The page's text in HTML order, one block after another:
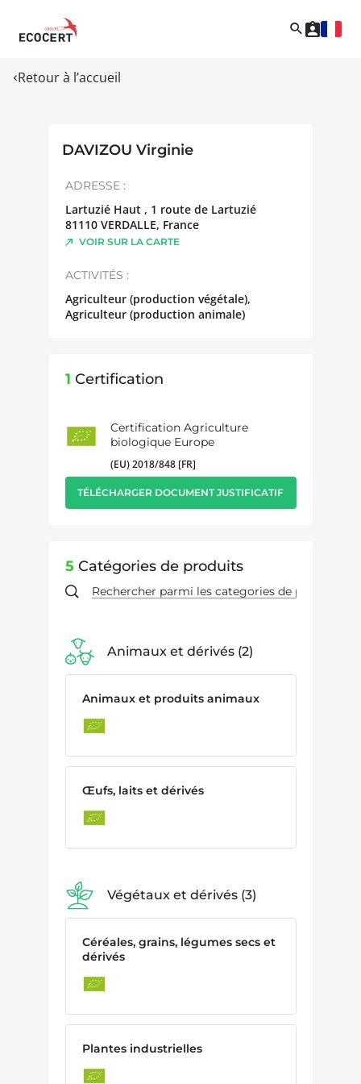
Retour à l’accueil
DAVIZOU Virginie
ADRESSE :
Lartuzié Haut , 1 route de Lartuzié
81110 VERDALLE, France
VOIR SUR LA CARTE
ACTIVITÉS :
Agriculteur (production végétale),
Agriculteur (production animale)
1 Certification
Certification Agriculture
biologique Europe
(EU) 2018/848 [FR]
TÉLÉCHARGER DOCUMENT JUSTIFICATIF
5Catégories de produits
Animaux et dérivés 2
Animaux et produits animaux
Œufs, laits et dérivés
Végétaux et dérivés 3
Céréales, grains, légumes secs et
dérivés
Plantes industrielles